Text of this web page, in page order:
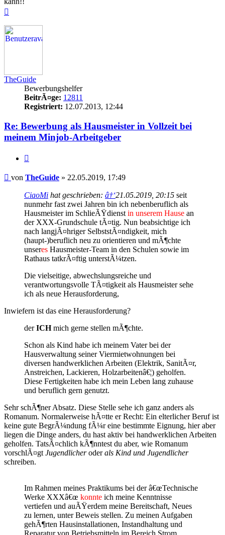
TheGuide
Bewerbungshelfer
BeitrÃ¤ge: 12811
Registriert: 12.07.2013, 12:44
Re: Bewerbung als Hausmeister in Vollzeit bei
meinem Minjob-Arbeitgeber
Beitrag
von TheGuide » 22.05.2019, 17:49
CiaoMi hat geschrieben: â†‘21.05.2019, 20:15 seit
nunmehr fast zwei Jahren bin ich nebenberuflich als
Hausmeister im SchlieÃŸdienst in unserem Hause an
der XXX-Grundschule tÃ¤tig. Nun beabsichtige ich
nach langjÃ¤hriger SelbststÃ¤ndigkeit, mich
(haupt-)beruflich neu zu orientieren und mÃ¶chte
unseres Hausmeister-Team in den Schulen sowie im
Rathaus tatkrÃ¤ftig unterstÃ¼tzen.
Die vielseitige, abwechslungsreiche und
verantwortungsvolle TÃ¤tigkeit als Hausmeister sehe
ich als neue Herausforderung,
Inwiefern ist das eine Herausforderung?
derICHmich gerne stellen mÃ¶chte.
Schon als Kind habe ich meinem Vater bei der
Hausverwaltung seiner Viermietwohnungen bei
diversen handwerklichen Arbeiten (Elektrik, SanitÃ¤r,
Anstreichen, Lackieren, Holzarbeitenâ€¦) geholfen.
Diese Fertigkeiten habe ich mein Leben lang zuhause
und beruflich gern genutzt.
Sehr schÃ¶ner Absatz. Diese Stelle sehe ich ganz anders als
Romanum. Normalerweise hÃ¤tte er Recht: Ein elterlicher Beruf ist
keine gute BegrÃ¼ndung fÃ¼r eine bestimmte Eignung, hier aber
liegen die Dinge anders, du hast aktiv bei handwerklichen Arbeiten
geholfen. TatsÃ¤chlich kÃ¶nntest du aber, wie Romanum
vorschlÃ¤gt Jugendlicheroderals Kind und Jugendlicher
schreiben.
Im Rahmen meines Praktikums bei der â€œTechnische
Werke XXXâ€œ konnte ich meine Kenntnisse
vertiefen und auÃŸerdem meine Bereitschaft, Neues
zu lernen, unter Beweis stellen. Zu meinen Aufgaben
gehÃ¶rten Hausinstallationen, Instandhaltung und
Reparatur von Betriebsmitteln im Bereich Strom,